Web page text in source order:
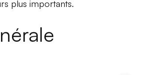
plus importants.